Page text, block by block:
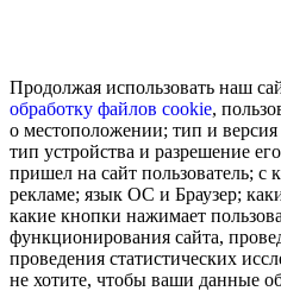
Продолжая использовать наш
обработку файлов cookie,
о местоположении; тип и
тип устройства и разрешение
пришел на сайт пользователь; с
рекламе; язык ОС и Браузер;
какие кнопки нажимает
функционирования сайта,
проведения статистических
не хотите, чтобы ваши данные